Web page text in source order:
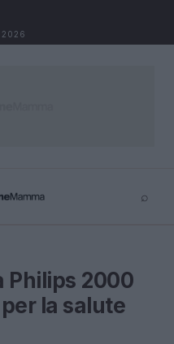
2026
⌕
Philips 2000
la salute